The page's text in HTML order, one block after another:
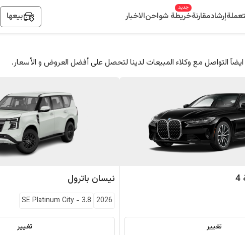
إرشادمقارنةخريطة شواحن
جديد
الاخبار بيعها
التواصل مع وكلاء المبيعات لدينا لتحصل على أفضل العروض و الأسعار.
تغيير
نيسان باترول
2026
SE Platinum City- 3.8
تغيير